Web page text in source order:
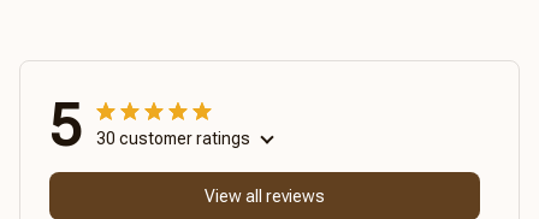
5 30 customer ratings
View all reviews